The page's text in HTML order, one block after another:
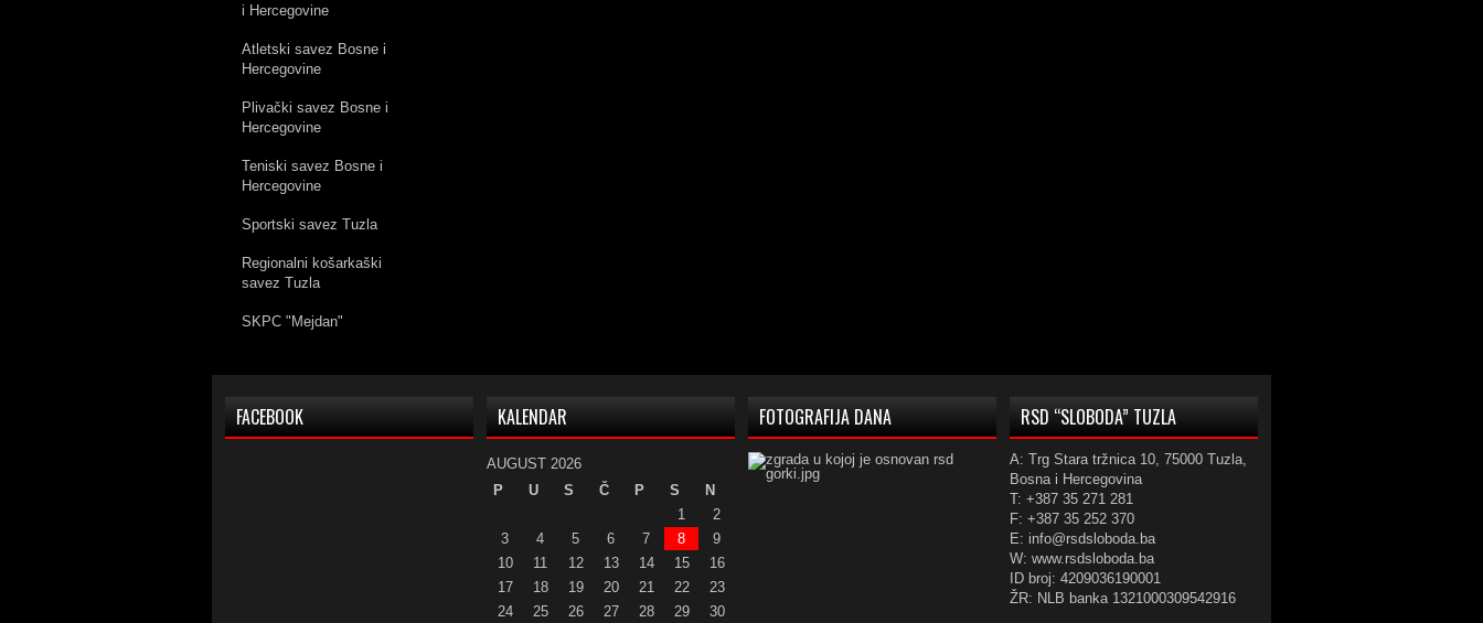
i Hercegovine
Atletski savez Bosne i
Hercegovine
Plivački savez Bosne i
Hercegovine
Teniski savez Bosne i
Hercegovine
Sportski savez Tuzla
Regionalni košarkaški
savez Tuzla
SKPC "Mejdan"
FACEBOOK KALENDAR
AUGUST 2026
P
U S Č P S
N
1
2
3
4 5 6 7 8
9
10
11 12 13 14 15
16
17
18 19 20 21 22
23
24
25 26 27 28 29 30
FOTOGRAFIJA DANA RSD “SLOBODA” TUZLA
A: Trg Stara tržnica 10, 75000 Tuzla,
Bosna i Hercegovina
T: +387 35 271 281
F: +387 35 252 370
E: info@rsdsloboda.ba
W: www.rsdsloboda.ba
ID broj: 4209036190001
ŽR: NLB banka 1321000309542916